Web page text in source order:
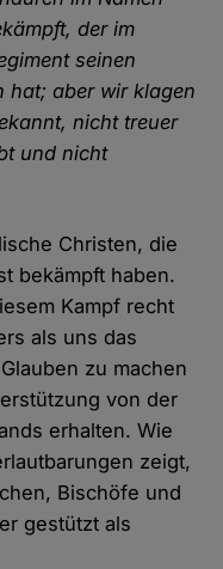
der im
seinen
hat; aber wir klagen
nicht treuer
und nicht
Christen, die
bekämpft haben.
Kampf recht
als uns das
zu machen
von der
erhalten. Wie
zeigt,
Bischöfe und
gestützt als